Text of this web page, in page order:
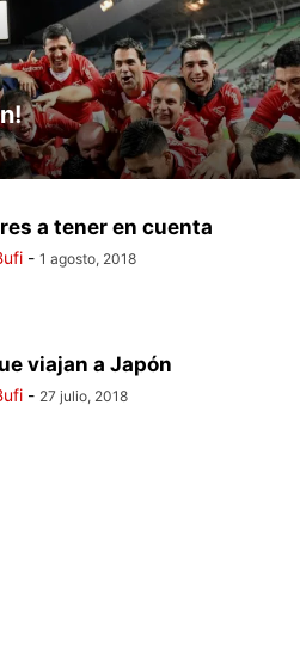
a tener en cuenta
- 1 agosto, 2018
viajan a Japón
- 27 julio, 2018